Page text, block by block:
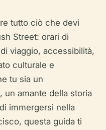
tutto ciò che devi
Street: orari di
viaggio, accessibilità,
culturale e
tu sia un
un amante della storia
immergersi nella
questa guida ti